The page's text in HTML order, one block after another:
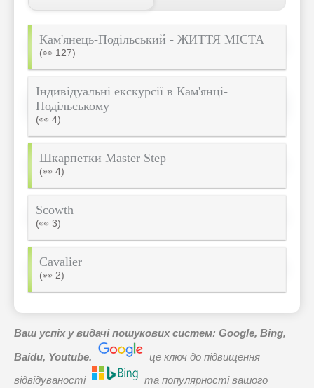
Кам'янець-Подільський - ЖИТТЯ МІСТА
(👀 127)
Індивідуальні екскурсії в Кам'янці-
Подільському
(👀 4)
Шкарпетки Master Step
(👀 4)
Scowth
(👀 3)
Cavalier
(👀 2)
Ваш успіх у видачі пошукових систем: Google, Bing,
Baidu, Youtube.
це ключ до підвищення
відвідуваності
та популярності вашого